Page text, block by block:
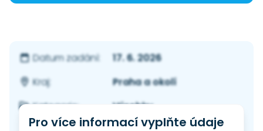
Datum zadání:
17. 6. 2026
Kraj:
Praha a okolí
Kategorie:
Výrobky
Pro více informací vyplňte údaje